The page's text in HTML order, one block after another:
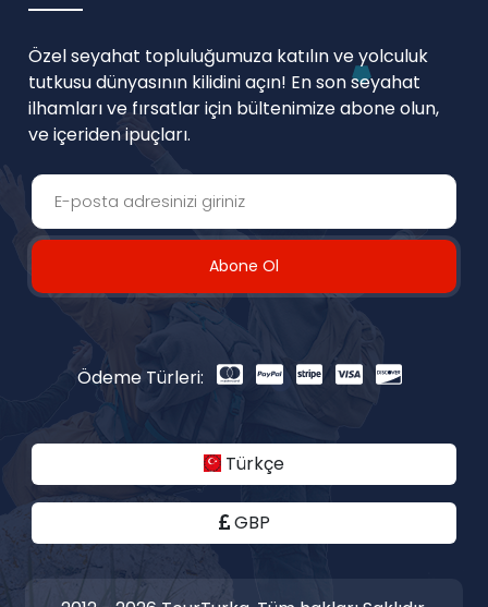
Özel seyahat topluluğumuza katılın ve yolculuk
tutkusu dünyasının kilidini açın! En son seyahat
ilhamları ve fırsatlar için bültenimize abone olun,
ve içeriden ipuçları.
Abone Ol
Ödeme Türleri:
Türkçe
GBP